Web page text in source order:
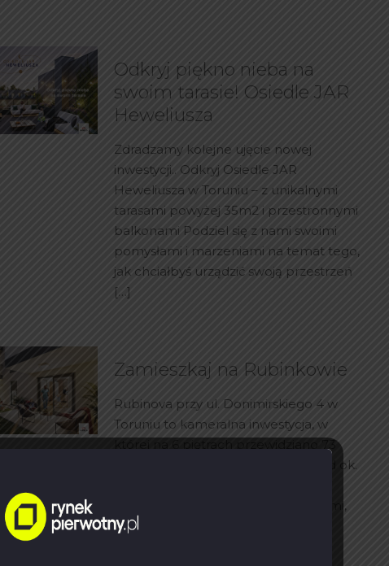
Odkryj piękno nieba na
swoim tarasie! Osiedle JAR
Heweliusza
Zdradzamy kolejne ujęcie nowej
inwestycji.. Odkryj Osiedle JAR
Heweliusza w Toruniu – z unikalnymi
tarasami powyżej 35m2 i przestronnymi
balkonami Podziel się z nami swoimi
pomysłami i marzeniami na temat tego,
jak chciałbyś urządzić swoją przestrzeń
[…]
Zamieszkaj na Rubinkowie
Rubinova przy ul. Donimirskiego 4 w
Toruniu to kameralna inwestycja, w
której na 6 piętrach przewidziano 73
mieszkania o różnych metrażach od ok.
parterze będą dysponować własnymi,
prywatnymi ogródkami,